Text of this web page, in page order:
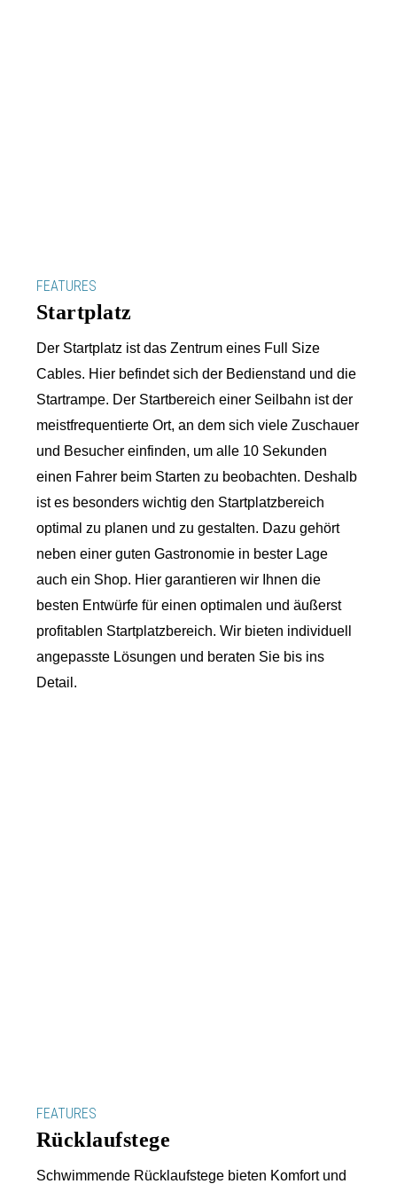
FEATURES
Startplatz
Der Startplatz ist das Zentrum eines Full Size
Cables. Hier befindet sich der Bedienstand und die
Startrampe. Der Startbereich einer Seilbahn ist der
meistfrequentierte Ort, an dem sich viele Zuschauer
und Besucher einfinden, um alle 10 Sekunden
einen Fahrer beim Starten zu beobachten. Deshalb
ist es besonders wichtig den Startplatzbereich
optimal zu planen und zu gestalten. Dazu gehört
neben einer guten Gastronomie in bester Lage
auch ein Shop. Hier garantieren wir Ihnen die
besten Entwürfe für einen optimalen und äußerst
profitablen Startplatzbereich. Wir bieten individuell
angepasste Lösungen und beraten Sie bis ins
Detail.
FEATURES
Rücklaufstege
Schwimmende Rücklaufstege bieten Komfort und